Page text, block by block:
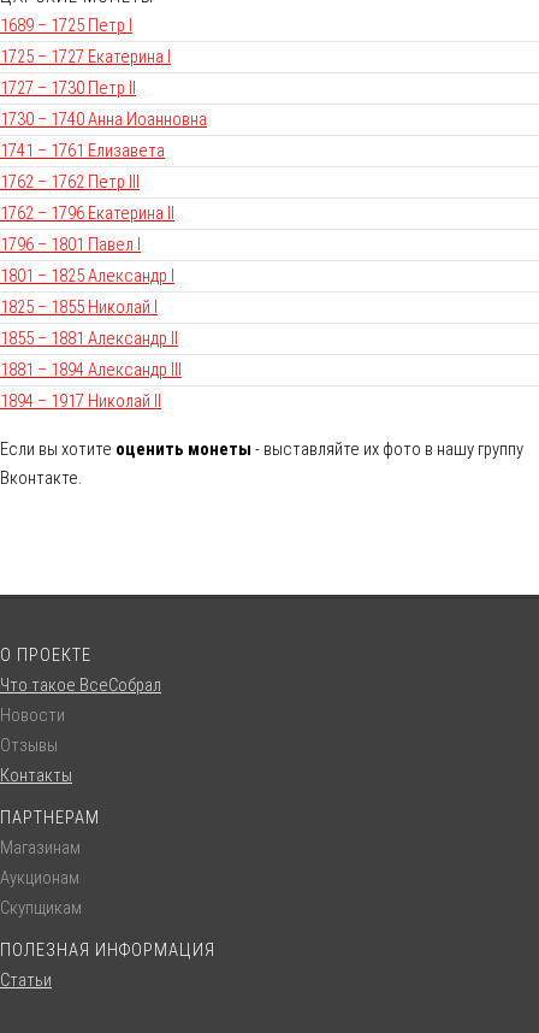
1689 – 1725 Петр I
1725 – 1727 Екатерина I
1727 – 1730 Петр II
1730 – 1740 Анна Иоанновна
1741 – 1761 Елизавета
1762 – 1762 Петр III
1762 – 1796 Екатерина II
1796 – 1801 Павел I
1801 – 1825 Александр I
1825 – 1855 Николай I
1855 – 1881 Александр II
1881 – 1894 Александр III
1894 – 1917 Николай II
Если вы хотите оценить монеты - выставляйте их фото в нашу группу
Вконтакте.
О ПРОЕКТЕ
Что такое ВсеСобрал
Новости
Отзывы
Контакты
ПАРТНЕРАМ
Магазинам
Аукционам
Скупщикам
ПОЛЕЗНАЯ ИНФОРМАЦИЯ
Статьи